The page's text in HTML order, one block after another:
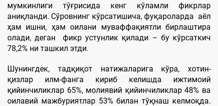
мумкинлиги тўғрисида кенг кўламли фикрлар
аниқланди. Сўровнинг кўрсатишича, фуқароларда аёл
ҳам ишни, ҳам оилани муваффақиятли бирлаштира
олади, деган фикр устунлик қилади – бу кўрсаткич
78,2% ни ташкил этди.
Шунингдек, тадқиқот натижаларига кўра, хотин-
қизлар илм-фанга кириб келишда ижтимоий
қийинчиликлар 65%, молиявий қийинчиликлар 48% ва
оилавий мажбуриятлар 53% билан тўқнаш келмоқда.